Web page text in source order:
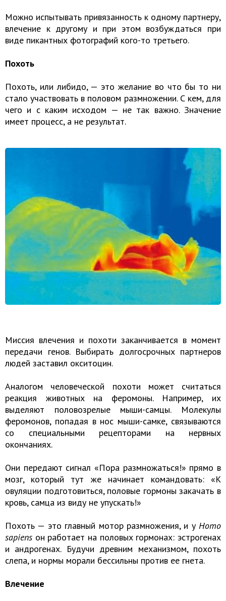
Можно испытывать привязанность к одному партнеру,
влечение к другому и при этом возбуждаться при
виде пикантных фотографий кого-то третьего.
Похоть
Похоть, или либидо, — это желание во что бы то ни
стало участвовать в половом размножении. С кем, для
чего и с каким исходом — не так важно. Значение
имеет процесс, а не результат.
Миссия влечения и похоти заканчивается в момент
передачи генов. Выбирать долгосрочных партнеров
людей заставил окситоцин.
Аналогом человеческой похоти может считаться
реакция животных на феромоны. Например, их
выделяют половозрелые мыши-самцы. Молекулы
феромонов, попадая в нос мыши-самке, связываются
со специальными рецепторами на нервных
окончаниях.
Они передают сигнал «Пора размножаться!» прямо в
мозг, который тут же начинает командовать: «К
овуляции подготовиться, половые гормоны закачать в
кровь, самца из виду не упускать!»
Похоть — это главный мотор размножения, и у Homo
sapiens он работает на половых гормонах: эстрогенах
и андрогенах. Будучи древним механизмом, похоть
слепа, и нормы морали бессильны против ее гнета.
Влечение